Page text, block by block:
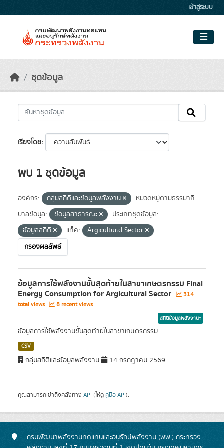
เข้าสู่ระบบ
ชุดข้อมูล
เรียงโดย
พบ 1 ชุดข้อมูล
องค์กร: กลุ่มสถิติและข้อมูลพลังงาน
หมวดหมู่ตามธรรมาภิ
บาลข้อมูล:
ข้อมูลสาธารณะ
ประเภทชุดข้อมูล:
ข้อมูลสถิติ
แท็ค:
Argicultural Sector
กรองผลลัพธ์
ข้อมูลการใช้พลังงานขั้นสุดท้ายในสาขาเกษตรกรรม Final
Energy Consumption for Argicultural Sector
314
total views
8 recent views
สถิติข้อมูลพลังงานฯ
ข้อมูลการใช้พลังงานขั้นสุดท้ายในสาขาเกษตรกรรม
CSV
กลุ่มสถิติและข้อมูลพลังงาน 14 กรกฎาคม 2569
คุณสามารถเข้าถึงคลังทาง API (ให้ดู คู่มือ API).
กรมพัฒนาพลังงานทดแทนและอนุรักษ์พลังงาน (พพ.) กระทรวง